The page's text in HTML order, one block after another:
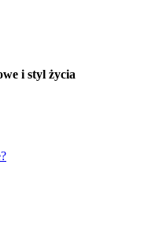
i styl życia